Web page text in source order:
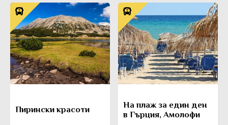
Пирински красоти На плаж за един ден
в Гърция, Амолофи